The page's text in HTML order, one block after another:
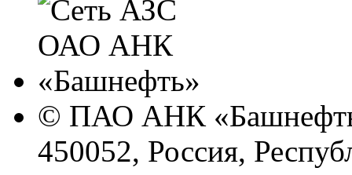
© ПАО АНК
450052, Россия,